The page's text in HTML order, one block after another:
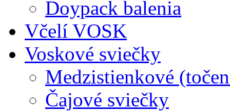
Doypack balenia
Včelí VOSK
Voskové sviečky
Medzistienkové
Čajové sviečky